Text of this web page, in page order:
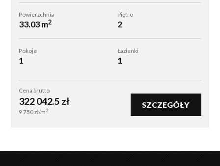
Powierzchnia
33.03 m2
Piętro
2
Pokoje
1
Łazienki
1
Cena brutto
322 042.5 zł
9 750zł/m2
SZCZEGÓŁY